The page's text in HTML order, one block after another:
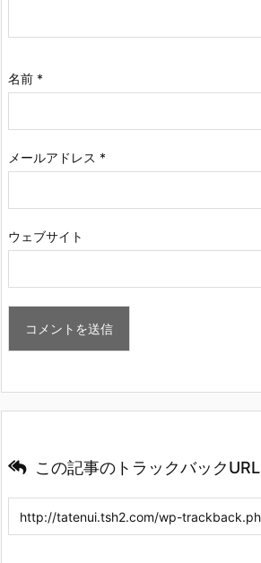
名前 *
メールアドレス *
ウェブサイト
この記事のトラックバックURL